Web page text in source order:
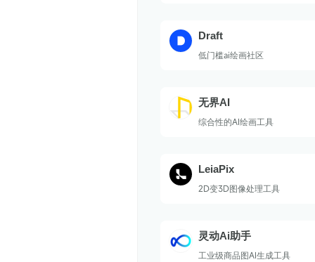
Draft
低门槛ai绘画社区
无界AI
综合性的AI绘画工具
LeiaPix
2D变3D图像处理工具
灵动Ai助手
工业级商品图AI生成工具